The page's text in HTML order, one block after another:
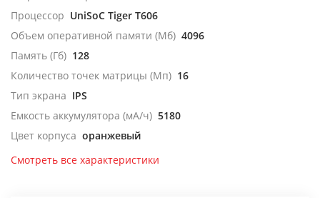
Процессор UniSoC Tiger T606
Объем оперативной памяти (Мб) 4096
Память (Гб) 128
Количество точек матрицы (Мп) 16
Тип экрана IPS
Емкость аккумулятора (мА/ч) 5180
Цвет корпуса оранжевый
Смотреть все характеристики